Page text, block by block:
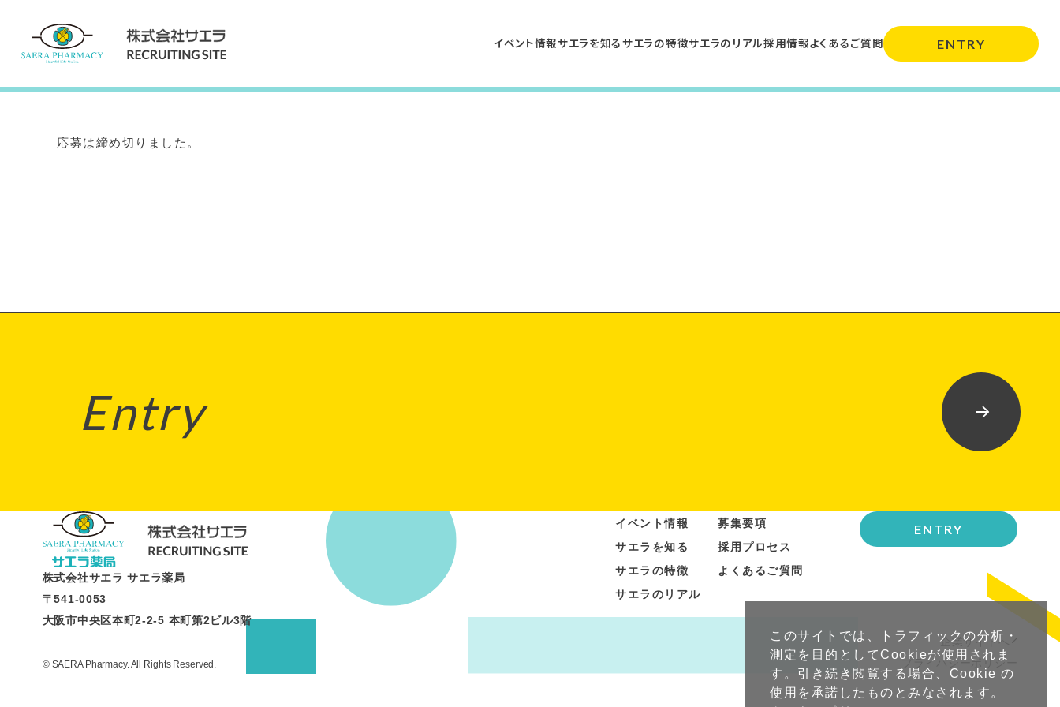
イベント情報サエラを知るサエラの特徴サエラのリアル採用情報よくあるご質問 ENTRY
Internship
応募は締め切りました。
Entry
株式会社サエラ サエラ薬局
〒541-0053
大阪市中央区本町2-2-5 本町第2ビル3階
イベント情報
サエラを知る
サエラの特徴
サエラのリアル
募集要項
採用プロセス
よくあるご質問
ENTRY
© SAERA Pharmacy. All Rights Reserved.
企業サイトへ
プライバシーポリシー
このサイトでは、トラフィックの分析・
測定を目的としてCookieが使用されま
す。引き続き閲覧する場合、Cookie の
使用を承諾したものとみなされます。